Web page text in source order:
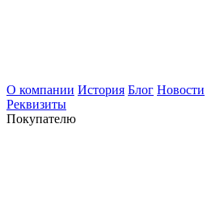
О компании История Блог Новости
Реквизиты
Покупателю